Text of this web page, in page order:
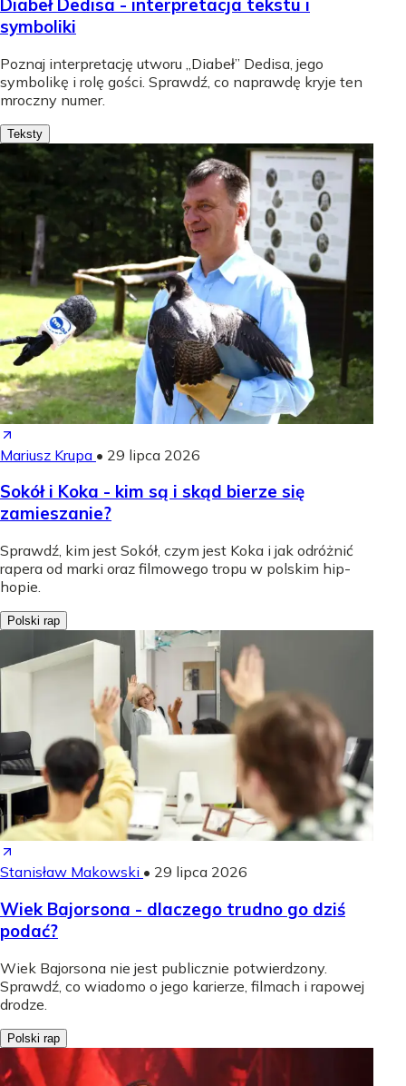
Diabeł Dedisa - interpretacja tekstu i
symboliki
Poznaj interpretację utworu „Diabeł” Dedisa, jego
symbolikę i rolę gości. Sprawdź, co naprawdę kryje ten
mroczny numer.
Teksty
Mariusz Krupa • 29 lipca 2026
Sokół i Koka - kim są i skąd bierze się
zamieszanie?
Sprawdź, kim jest Sokół, czym jest Koka i jak odróżnić
rapera od marki oraz filmowego tropu w polskim hip-
hopie.
Polski rap
Stanisław Makowski • 29 lipca 2026
Wiek Bajorsona - dlaczego trudno go dziś
podać?
Wiek Bajorsona nie jest publicznie potwierdzony.
Sprawdź, co wiadomo o jego karierze, filmach i rapowej
drodze.
Polski rap